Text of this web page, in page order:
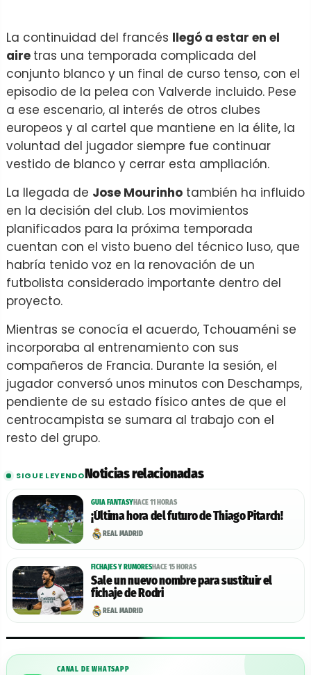
La continuidad del francés llegó a estar en el
aire tras una temporada complicada del
conjunto blanco y un final de curso tenso, con el
episodio de la pelea con Valverde incluido. Pese
a ese escenario, al interés de otros clubes
europeos y al cartel que mantiene en la élite, la
voluntad del jugador siempre fue continuar
vestido de blanco y cerrar esta ampliación.
La llegada de Jose Mourinho también ha influido
en la decisión del club. Los movimientos
planificados para la próxima temporada
cuentan con el visto bueno del técnico luso, que
habría tenido voz en la renovación de un
futbolista considerado importante dentro del
proyecto.
Mientras se conocía el acuerdo, Tchouaméni se
incorporaba al entrenamiento con sus
compañeros de Francia. Durante la sesión, el
jugador conversó unos minutos con Deschamps,
pendiente de su estado físico antes de que el
centrocampista se sumara al trabajo con el
resto del grupo.
SIGUE LEYENDONoticias relacionadas
GUIA FANTASYHACE 11 HORAS
¡Última hora del futuro de Thiago Pitarch!
REAL MADRID
FICHAJES Y RUMORESHACE 15 HORAS
Sale un nuevo nombre para sustituir el
fichaje de Rodri
REAL MADRID
CANAL DE WHATSAPP